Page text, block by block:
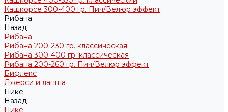
Кашкорсе 300-400 гр. Пич/Велюр эффект
Рибана
Назад
Рибана
Рибана 200-230 гр. классическая
Рибана 300-400 гр. классическая
Рибана 200-260 гр. Пич/Велюр эффект
Бифлекс
Джерси и лапша
Пике
Назад
Пике